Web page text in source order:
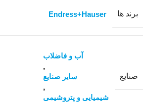
برند ها Endress+Hauser
صنایع
آب و فاضلاب
,
سایر صنایع
,
شیمیایی و پتروشیمی